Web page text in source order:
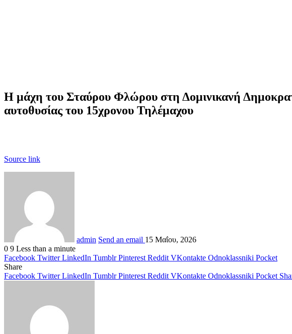
Η μάχη του Σταύρου Φλώρου στη Δομινικανή
αυτοθυσίας του 15χρονου Τηλέμαχου
Source link
admin Send an email 15 Μαΐου, 2026
0 9 Less than a minute
Facebook Twitter LinkedIn Tumblr Pinterest Reddit VKontakte Odnoklassniki Pocket
Share
Facebook Twitter LinkedIn Tumblr Pinterest Reddit VKontakte Odnoklassniki Pocket